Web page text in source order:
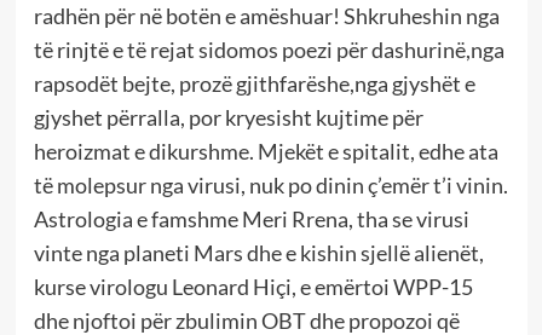
radhën për në botën e amëshuar! Shkruheshin nga
të rinjtë e të rejat sidomos poezi për dashurinë,nga
rapsodët bejte, prozë gjithfarëshe,nga gjyshët e
gjyshet përralla, por kryesisht kujtime për
heroizmat e dikurshme. Mjekët e spitalit, edhe ata
të molepsur nga virusi, nuk po dinin ç’emër t’i vinin.
Astrologia e famshme Meri Rrena, tha se virusi
vinte nga planeti Mars dhe e kishin sjellë alienët,
kurse virologu Leonard Hiçi, e emërtoi WPP-15
dhe njoftoi për zbulimin OBT dhe propozoi që